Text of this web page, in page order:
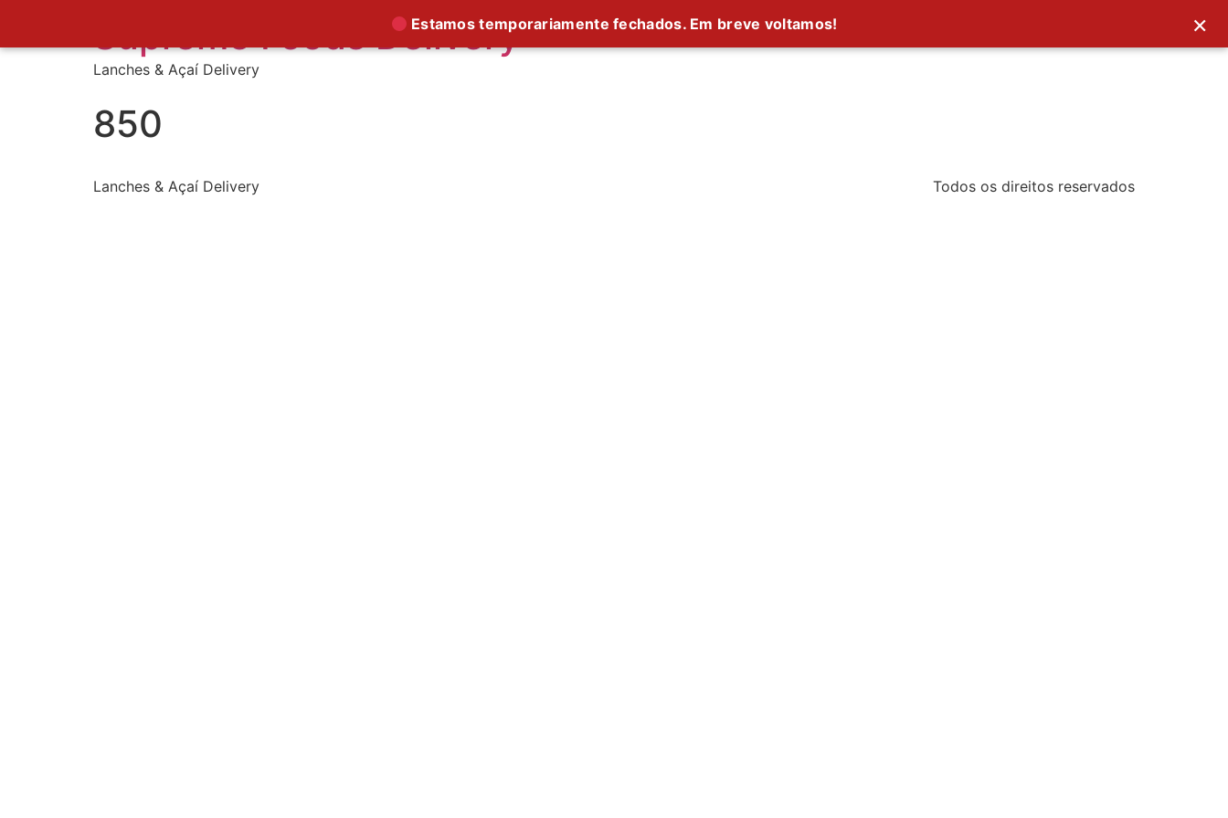
Supreme Foods Delivery
Lanches & Açaí Delivery
850
Lanches & Açaí Delivery Todos os direitos reservados
×
Estamos temporariamente fechados. Em breve voltamos!